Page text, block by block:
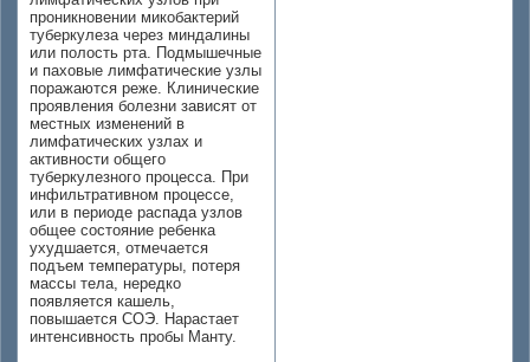
проникновении микобактерий
туберкулеза через миндалины
или полость рта. Подмышечные
и паховые лимфатические узлы
поражаются реже. Клинические
проявления болезни зависят от
местных изменений в
лимфатических узлах и
активности общего
туберкулезного процесса. При
инфильтративном процессе,
или в периоде распада узлов
общее состояние ребенка
ухудшается, отмечается
подъем температуры, потеря
массы тела, нередко
появляется кашель,
повышается СОЭ. Нарастает
интенсивность пробы Манту.